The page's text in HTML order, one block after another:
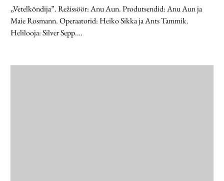
„Vetelkõndija”. Režissöör: Anu Aun. Produtsendid: Anu Aun ja
Maie Rosmann. Operaatorid: Heiko Sikka ja Ants Tammik.
Helilooja: Silver Sepp.…